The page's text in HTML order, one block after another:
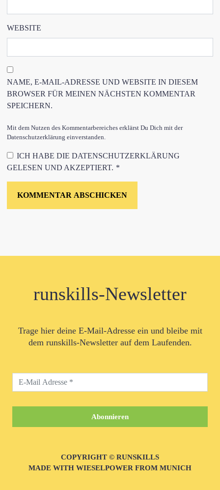
WEBSITE
NAME, E-MAIL-ADRESSE UND WEBSITE IN DIESEM
BROWSER FÜR MEINEN NÄCHSTEN KOMMENTAR
SPEICHERN.
Mit dem Nutzen des Kommentarbereiches erklärst Du Dich mit der
Datenschutzerklärung einverstanden.
ICH HABE DIE DATENSCHUTZERKLÄRUNG
GELESEN UND AKZEPTIERT. *
runskills-Newsletter
Trage hier deine E-Mail-Adresse ein und bleibe mit
dem runskills-Newsletter auf dem Laufenden.
COPYRIGHT © RUNSKILLS
MADE WITH WIESELPOWER FROM MUNICH